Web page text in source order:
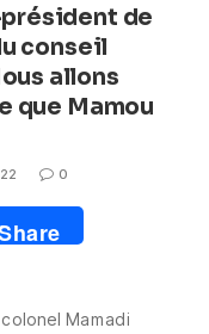
de
conseil
allons
que Mamou
0
Mamadi